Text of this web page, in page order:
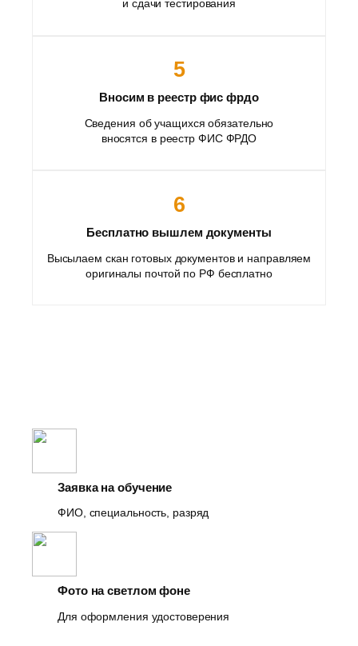
и сдачи тестирования
5
Вносим в реестр фис фрдо
Сведения об учащихся обязательно
вносятся в реестр ФИС ФРДО
6
Бесплатно вышлем документы
Высылаем скан готовых документов и направляем
оригиналы почтой по РФ бесплатно
Заявка на обучение
ФИО, специальность, разряд
Фото на светлом фоне
Для оформления удостоверения